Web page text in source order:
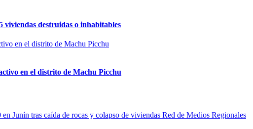
viviendas destruidas o inhabitables
en el distrito de Machu Picchu
Red de Medios Regionales